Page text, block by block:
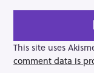
a
o
n
This site uses
comment data is